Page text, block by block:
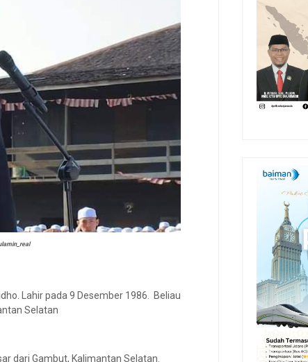
Lahir pada 9 Desember 1986. Beliau
Selatan
dari Gambut, Kalimantan Selatan.